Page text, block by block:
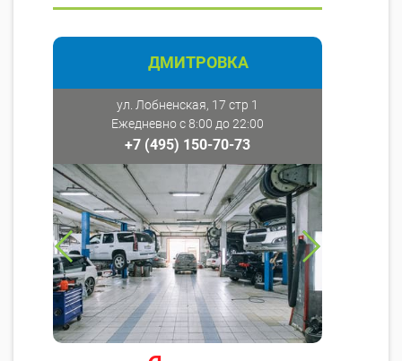
ДМИТРОВКА
ул. Лобненская, 17 стр 1
Ежедневно с 8:00 до 22:00
+7 (495) 150-70-73